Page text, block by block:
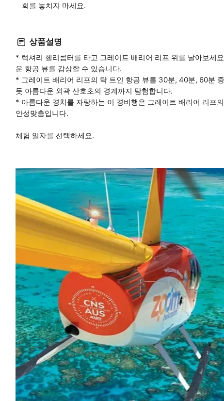
회를 놓치지 마세요.
상품설명
* 럭셔리 헬리콥터를 타고 그레이트 배리어 리프 위를 날아보세
운 항공 뷰를 감상할 수 있습니다.
* 그레이트 배리어 리프의 탁 트인 항공 뷰를 30분, 40분, 60분
듯 아름다운 외곽 산호초의 경계까지 탐험합니다.
* 아름다운 경치를 자랑하는 이 경비행은 그레이트 배리어 리프
안성맞춤입니다.
체험 일자를 선택하세요.